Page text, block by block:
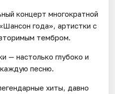
концерт многократной
года», артистки с
тембром.
— настолько глубоко и
песню.
хиты, давно